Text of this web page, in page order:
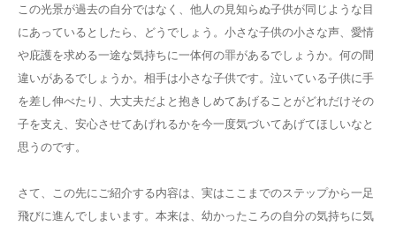
この光景が過去の自分ではなく、他人の見知らぬ子供が同じような目
にあっているとしたら、どうでしょう。小さな子供の小さな声、愛情
や庇護を求める一途な気持ちに一体何の罪があるでしょうか。何の間
違いがあるでしょうか。相手は小さな子供です。泣いている子供に手
を差し伸べたり、大丈夫だよと抱きしめてあげることがどれだけその
子を支え、安心させてあげれるかを今一度気づいてあげてほしいなと
思うのです。
さて、この先にご紹介する内容は、実はここまでのステップから一足
飛びに進んでしまいます。本来は、幼かったころの自分の気持ちに気